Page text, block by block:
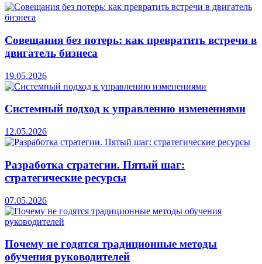
Совещания без потерь: как превратить встречи в
двигатель бизнеса
19.05.2026
Системный подход к управлению изменениями
12.05.2026
Разработка стратегии. Пятый шаг:
стратегические ресурсы
07.05.2026
Почему не годятся традиционные методы
обучения руководителей